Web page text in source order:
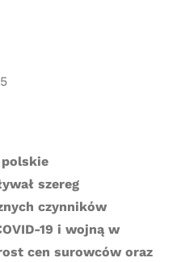
szereg
czynników
19 i wojną w
cen surowców oraz